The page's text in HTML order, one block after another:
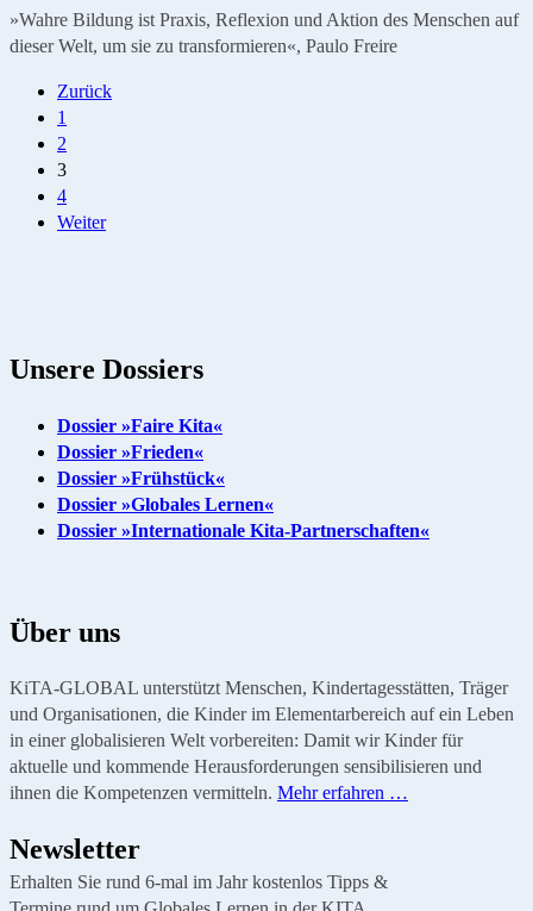
»Wahre Bildung ist Praxis, Reflexion und Aktion des Menschen auf
dieser Welt, um sie zu transformieren«, Paulo Freire
Seitennummerierung
der
Beiträge
Zurück
1
2
3
4
Weiter
Unsere Dossiers
Dossier »Faire Kita«
Dossier »Frieden«
Dossier »Frühstück«
Dossier »Globales Lernen«
Dossier »Internationale Kita-Partnerschaften«
Über uns
KiTA-GLOBAL unterstützt Menschen, Kindertagesstätten, Träger
und Organisationen, die Kinder im Elementarbereich auf ein Leben
in einer globalisieren Welt vorbereiten: Damit wir Kinder für
aktuelle und kommende Herausforderungen sensibilisieren und
ihnen die Kompetenzen vermitteln. Mehr erfahren …
Newsletter
Erhalten Sie rund 6-mal im Jahr kostenlos Tipps &